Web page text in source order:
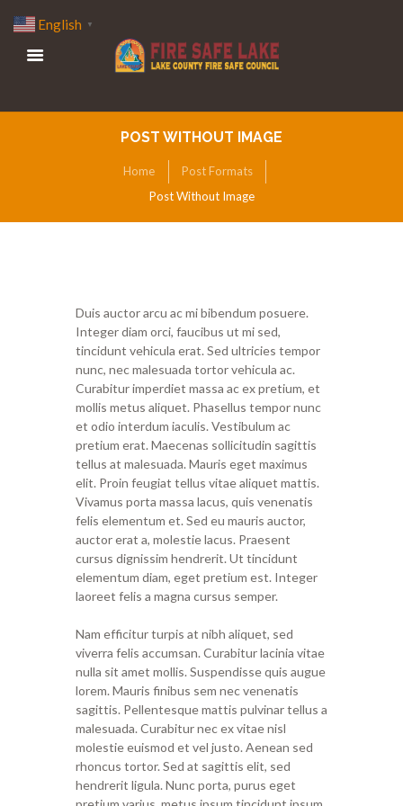
POST WITHOUT IMAGE
Home
Post Formats
Post Without Image
Duis auctor arcu ac mi bibendum posuere.
Integer diam orci, faucibus ut mi sed,
tincidunt vehicula erat. Sed ultricies tempor
nunc, nec malesuada tortor vehicula ac.
Curabitur imperdiet massa ac ex pretium, et
mollis metus aliquet. Phasellus tempor nunc
et odio interdum iaculis. Vestibulum ac
pretium erat. Maecenas sollicitudin sagittis
tellus at malesuada. Mauris eget maximus
elit. Proin feugiat tellus vitae aliquet mattis.
Vivamus porta massa lacus, quis venenatis
felis elementum et. Sed eu mauris auctor,
auctor erat a, molestie lacus. Praesent
cursus dignissim hendrerit. Ut tincidunt
elementum diam, eget pretium est. Integer
laoreet felis a magna cursus semper.
Nam efficitur turpis at nibh aliquet, sed
viverra felis accumsan. Curabitur lacinia vitae
nulla sit amet mollis. Suspendisse quis augue
lorem. Mauris finibus sem nec venenatis
sagittis. Pellentesque mattis pulvinar tellus a
malesuada. Curabitur nec ex vitae nisl
molestie euismod et vel justo. Aenean sed
rhoncus tortor. Sed at sagittis elit, sed
hendrerit ligula. Nunc porta, purus eget
English ▼